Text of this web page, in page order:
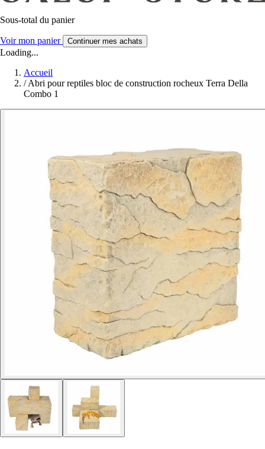
Sous-total du panier
Voir mon panier Continuer mes achats
Loading...
Accueil
/ Abri pour reptiles bloc de construction rocheux Terra Della
Combo 1